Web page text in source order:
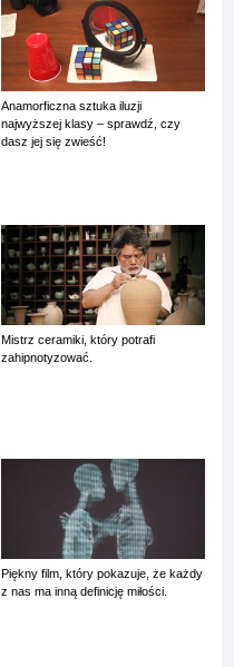
Anamorficzna sztuka iluzji
najwyższej klasy – sprawdź, czy
dasz jej się zwieść!
Mistrz ceramiki, który potrafi
zahipnotyzować.
Piękny film, który pokazuje, że każdy
z nas ma inną definicję miłości.